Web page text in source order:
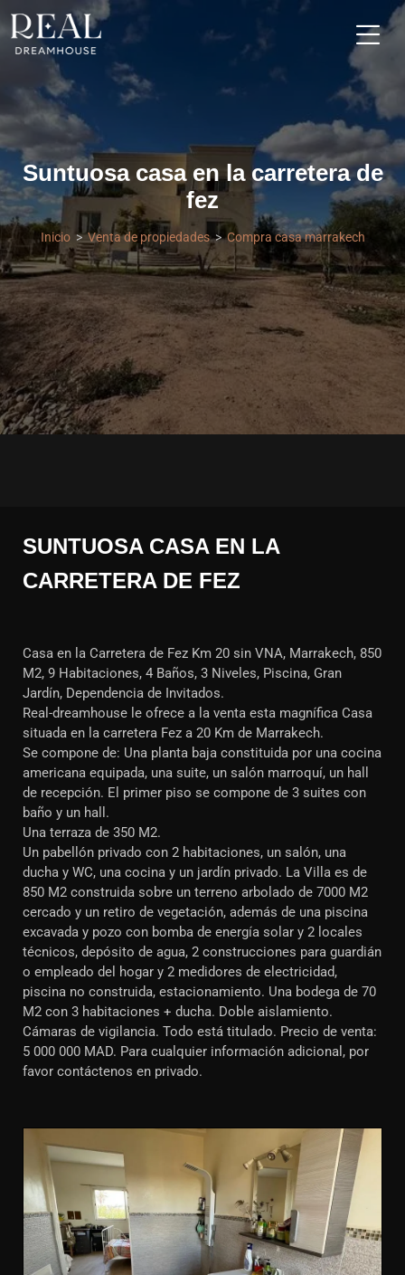
Suntuosa casa en la carretera de
fez
Inicio Venta de propiedades Compra casa marrakech
SUNTUOSA CASA EN LA
CARRETERA DE FEZ
Casa en la Carretera de Fez Km 20 sin VNA, Marrakech, 850
M2, 9 Habitaciones, 4 Baños, 3 Niveles, Piscina, Gran
Jardín, Dependencia de Invitados.
Real-dreamhouse le ofrece a la venta esta magnífica Casa
situada en la carretera Fez a 20 Km de Marrakech.
Se compone de: Una planta baja constituida por una cocina
americana equipada, una suite, un salón marroquí, un hall
de recepción. El primer piso se compone de 3 suites con
baño y un hall.
Una terraza de 350 M2.
Un pabellón privado con 2 habitaciones, un salón, una
ducha y WC, una cocina y un jardín privado. La Villa es de
850 M2 construida sobre un terreno arbolado de 7000 M2
cercado y un retiro de vegetación, además de una piscina
excavada y pozo con bomba de energía solar y 2 locales
técnicos, depósito de agua, 2 construcciones para guardián
o empleado del hogar y 2 medidores de electricidad,
piscina no construida, estacionamiento. Una bodega de 70
M2 con 3 habitaciones + ducha. Doble aislamiento.
Cámaras de vigilancia. Todo está titulado. Precio de venta:
5 000 000 MAD. Para cualquier información adicional, por
favor contáctenos en privado.